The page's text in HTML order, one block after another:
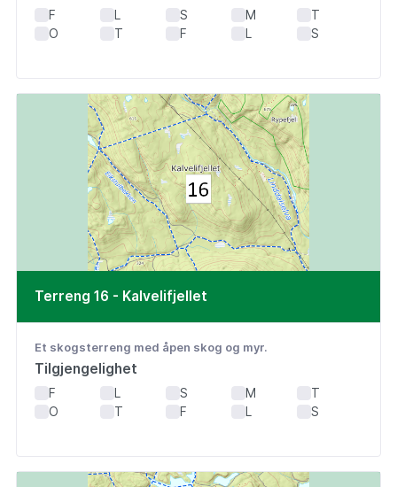
F L S M
T
O
T F L S
Terreng 16 - Kalvelifjellet
Et skogsterreng med åpen skog og myr.
Tilgjengelighet
F L S M
T
O
T F L S